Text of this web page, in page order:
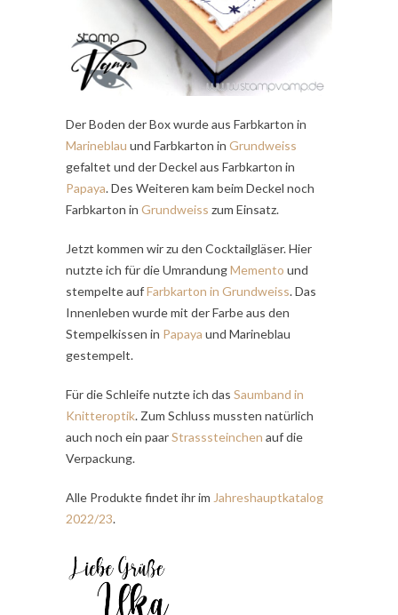
Der Boden der Box wurde aus Farbkarton in
Marineblau und Farbkarton in Grundweiss
gefaltet und der Deckel aus Farbkarton in
Papaya. Des Weiteren kam beim Deckel noch
Farbkarton in Grundweiss zum Einsatz.
Jetzt kommen wir zu den Cocktailgläser. Hier
nutzte ich für die UmrandungMemento und
stempelte aufFarbkarton in Grundweiss. Das
Innenleben wurde mit der Farbe aus den
Stempelkissen in Papaya und Marineblau
gestempelt.
Für die Schleife nutzte ich das Saumband in
Knitteroptik. Zum Schluss mussten natürlich
auch noch ein paarStrasssteinchen auf die
Verpackung.
Alle Produkte findet ihr im Jahreshauptkatalog
2022/23.